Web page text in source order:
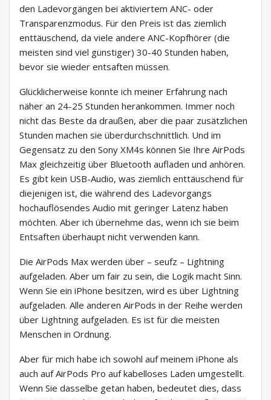
den Ladevorgängen bei aktiviertem ANC- oder
Transparenzmodus. Für den Preis ist das ziemlich
enttäuschend, da viele andere ANC-Kopfhörer (die
meisten sind viel günstiger) 30-40 Stunden haben,
bevor sie wieder entsaften müssen.
Glücklicherweise konnte ich meiner Erfahrung nach
näher an 24-25 Stunden herankommen. Immer noch
nicht das Beste da draußen, aber die paar zusätzlichen
Stunden machen sie überdurchschnittlich. Und im
Gegensatz zu den Sony XM4s können Sie Ihre AirPods
Max gleichzeitig über Bluetooth aufladen und anhören.
Es gibt kein USB-Audio, was ziemlich enttäuschend für
diejenigen ist, die während des Ladevorgangs
hochauflösendes Audio mit geringer Latenz haben
möchten. Aber ich übernehme das, wenn ich sie beim
Entsaften überhaupt nicht verwenden kann.
Die AirPods Max werden über – seufz – Lightning
aufgeladen. Aber um fair zu sein, die Logik macht Sinn.
Wenn Sie ein iPhone besitzen, wird es über Lightning
aufgeladen. Alle anderen AirPods in der Reihe werden
über Lightning aufgeladen. Es ist für die meisten
Menschen in Ordnung.
Aber für mich habe ich sowohl auf meinem iPhone als
auch auf AirPods Pro auf kabelloses Laden umgestellt.
Wenn Sie dasselbe getan haben, bedeutet dies, dass